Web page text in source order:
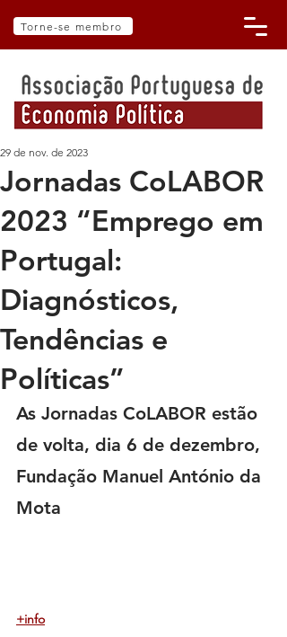
Torne-se membro
Jornadas CoLABOR
2023 “Emprego em
Portugal:
Diagnósticos,
Tendências e
Políticas”
29 de nov. de 2023
As Jornadas CoLABOR estão
de volta, dia 6 de dezembro,
Fundação Manuel António da
Mota
+info